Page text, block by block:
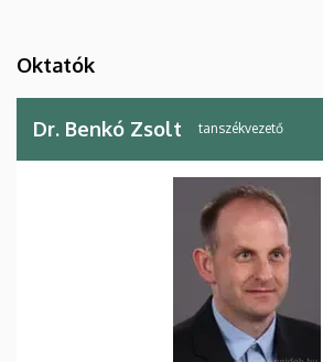
Oktatók
Dr. Benkó Zsolt tanszékvezető